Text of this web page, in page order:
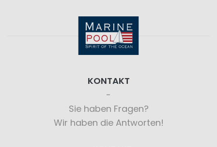
KONTAKT
Sie haben Fragen?
Wir haben die Antworten!